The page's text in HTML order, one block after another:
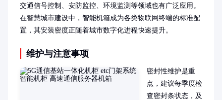
交通信号控制、安防监控、环境监测等领域也有广泛应用。
在智慧城市建设中，智能机箱成为各类物联网终端的标准配
置，其安装密度正随着城市数字化进程快速提升。
维护与注意事项
密封性维护是重
点，建议每季度检
查密封条状态，及